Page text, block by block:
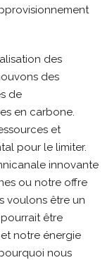
des
des
de
en carbone.
et
pour le limiter.
innovante
ou notre offre
voulons être un
être
notre énergie
nous